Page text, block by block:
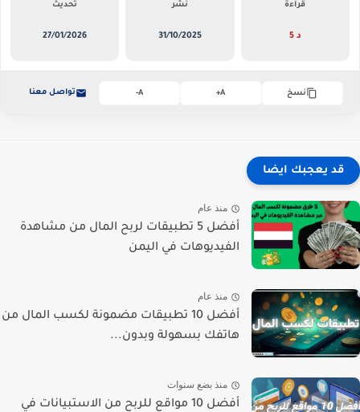
قراءة
5 د
نشر
31/10/2025
تحديث
27/01/2026
نسخ A+
A- تواصل معنا
قد يعجبك ايضا
منذ عام
أفضل 5 تطبيقات لربح المال من مشاهدة
الفيديوهات في اليمن
منذ عام
أفضل 10 تطبيقات مضمونة لكسب المال من
هاتفك بسهولة وبدون...
منذ بضع سنوات
أفضل 10 مواقع للربح من الاستبيانات في